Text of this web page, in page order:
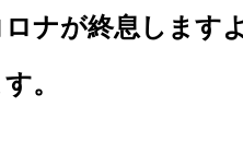
ナが終息します
。